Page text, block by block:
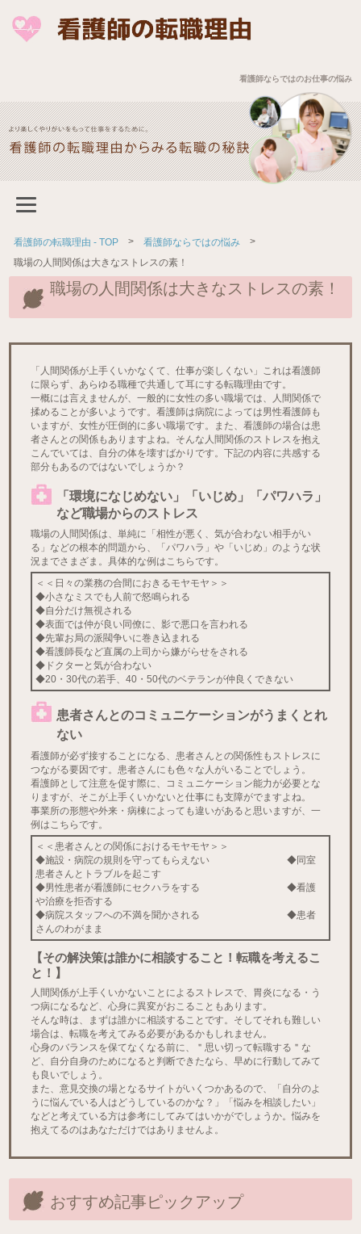
看護師ならではのお仕事の悩み
看護師の転職理由 - TOP > 看護師ならではの悩み
>
職場の人間関係は大きなストレスの素！
職場の人間関係は大きなストレスの素！
「人間関係が上手くいかなくて、仕事が楽しくない」これは看護師
に限らず、あらゆる職種で共通して耳にする転職理由です。
一概には言えませんが、一般的に女性の多い職場では、人間関係で
揉めることが多いようです。看護師は病院によっては男性看護師も
いますが、女性が圧倒的に多い職場です。また、看護師の場合は患
者さんとの関係もありますよね。そんな人間関係のストレスを抱え
こんでいては、自分の体を壊すばかりです。下記の内容に共感する
部分もあるのではないでしょうか？
「環境になじめない」「いじめ」「パワハラ」
など職場からのストレス
職場の人間関係は、単純に「相性が悪く、気が合わない相手がい
る」などの根本的問題から、「パワハラ」や「いじめ」のような状
況までさまざま。具体的な例はこちらです。
＜＜日々の業務の合間におきるモヤモヤ＞＞
◆小さなミスでも人前で怒鳴られる
◆自分だけ無視される
◆表面では仲が良い同僚に、影で悪口を言われる
◆先輩お局の派閥争いに巻き込まれる
◆看護師長など直属の上司から嫌がらせをされる
◆ドクターと気が合わない
◆20・30代の若手、40・50代のベテランが仲良くできない
患者さんとのコミュニケーションがうまくとれ
ない
看護師が必ず接することになる、患者さんとの関係性もストレスに
つながる要因です。患者さんにも色々な人がいることでしょう。
看護師として注意を促す際に、コミュニケーション能力が必要とな
りますが、そこが上手くいかないと仕事にも支障がでますよね。
事業所の形態や外来・病棟によっても違いがあると思いますが、一
例はこちらです。
＜＜患者さんとの関係におけるモヤモヤ＞＞
◆施設・病院の規則を守ってもらえない ◆同室
患者さんとトラブルを起こす
◆男性患者が看護師にセクハラをする ◆看護
や治療を拒否する
◆病院スタッフへの不満を聞かされる ◆患者
さんのわがまま
【その解決策は誰かに相談すること！転職を考えるこ
と！】
人間関係が上手くいかないことによるストレスで、胃炎になる・う
つ病になるなど、心身に異変がおこることもあります。
そんな時は、まずは誰かに相談することです。そしてそれも難しい
場合は、転職を考えてみる必要があるかもしれません。
心身のバランスを保てなくなる前に、＂思い切って転職する＂な
ど、自分自身のためになると判断できたなら、早めに行動してみて
も良いでしょう。
また、意見交換の場となるサイトがいくつかあるので、「自分のよ
うに悩んでいる人はどうしているのかな？」「悩みを相談したい」
などと考えている方は参考にしてみてはいかがでしょうか。悩みを
抱えてるのはあなただけではありませんよ。
おすすめ記事ピックアップ